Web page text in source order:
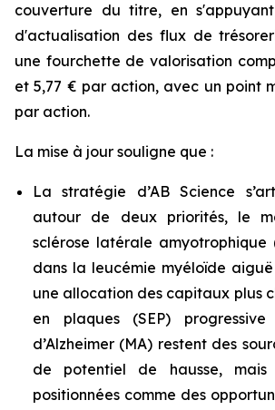
couverture du titre, en
d'actualisation des flux de
une fourchette de valorisation
et 5,77 € par action, avec un point
par action.
La mise à jour souligne que :
La stratégie d’AB Science
autour de deux priorités, le
sclérose latérale amyotrophique
dans la leucémie myéloïde
une allocation des capitaux plus
en plaques (SEP)
d’Alzheimer (MA) restent des
de potentiel de hausse, mais
positionnées comme des